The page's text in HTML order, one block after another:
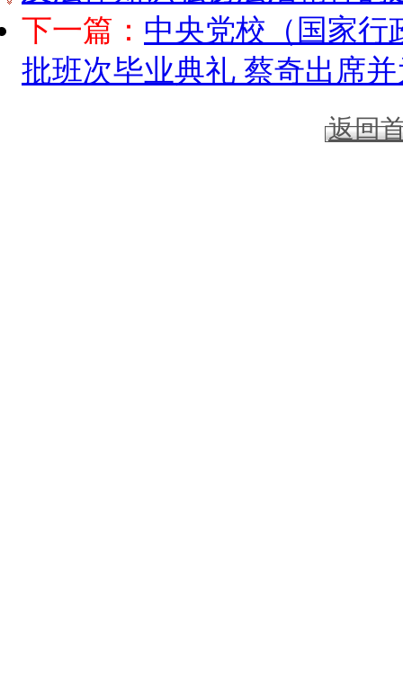
下一篇： 中央党校（国家行
批班次毕业典礼 蔡奇出席
返回